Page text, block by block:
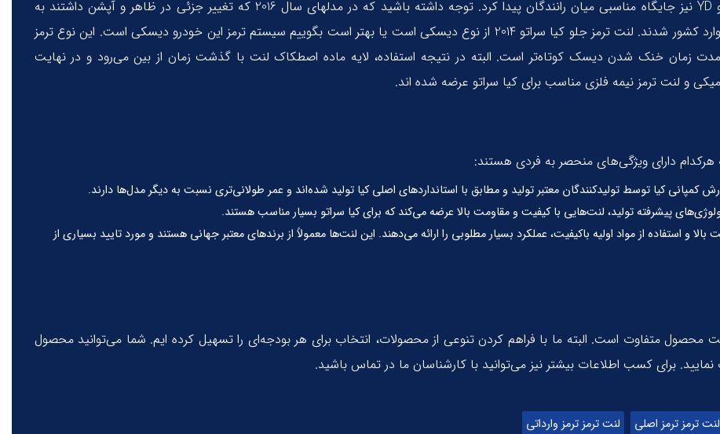
توجه به قیمت مناسب و سابقه خوب مدل های قبلی، سراتو YD نیز جایگاه مناسبی میان رانندگان پیدا کرد. توجه داشته باشید که در مدلهای سال 2016 که تغییر جزئی در ظاهر و آپشن داشتند به
عنوان کیا سراتو نیوفیس نیز شناخته می‌شوند و از سال 2017 وارد کشور شدند. لنت ترمز جلو کیا سراتو 2014 از نوع دیسکی است یا بهتر است بگوییم سیستم ترمز این خودرو دیسکی است. این نوع ترمز
مدت زمان خنک شدن دیسک کوتاه‌تر است. البته در نتیجه استفاده، لایه ماده اصطکاک لنت با گذشت زمان از بین می‌رود و در نهایت
و لنت ترمز نیمه فلزی مناسب برای کیا سراتو عرضه شده اند.
هرکدام دارای ویژگی‌های منحصر به فردی هستند:
کمپانی کیا توسط تولیدکنندگان معتبر تولید و مطابق با استانداردهای اصلی کیا تولید شده‌اند و عمر طولانی‌تری نسبت به دیگر مدل‌ها دارند.
پیشرفته تولید، لنت‌هایی با کیفیت و مقاومت بالا عرضه می‌کند که برای کیا سراتو بسیار مناسب هستند.
بالا و استفاده از مواد اولیه باکیفیت، عملکرد بسیار مطلوبی را ارائه می‌دهند. این لنت‌ها معمولاً از برندهای معتبر جهانی هستند و مورد تایید بسیاری از
سراتو 2014 بسته به برند و کیفیت محصول متفاوت است. البته ما با فراهم کردن تنوعی از محصولات، انتخاب برای هر بودجه‌ای را تسهیل کرده ایم. شما می‌توانید محصول
لنت ترمز ترمز اصلی
لنت ترمز ترمز وارداتی